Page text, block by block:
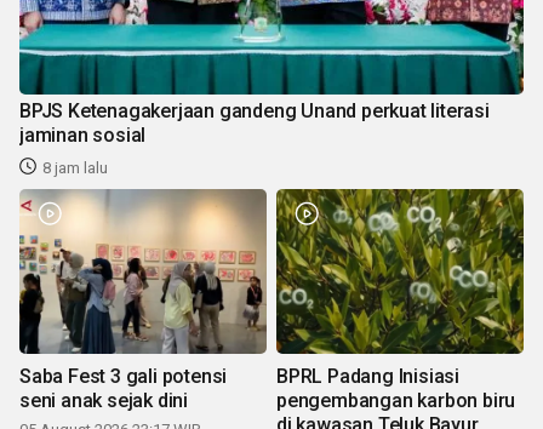
BPJS Ketenagakerjaan gandeng Unand perkuat literasi
jaminan sosial
8 jam lalu
Saba Fest 3 gali potensi
seni anak sejak dini
BPRL Padang Inisiasi
pengembangan karbon biru